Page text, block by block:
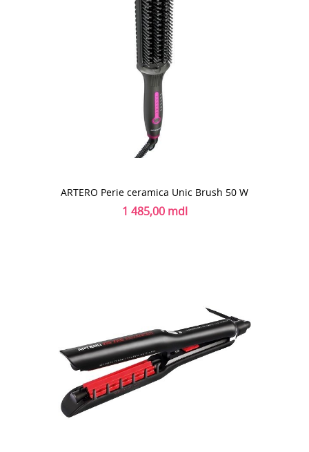
ARTERO Perie ceramica Unic Brush 50 W
1 485,00 mdl